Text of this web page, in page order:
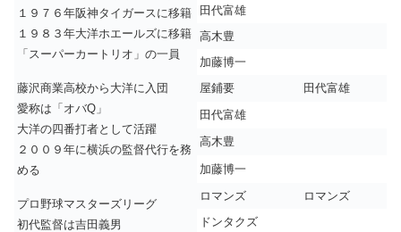
１９７６年阪神タイガースに移籍
１９８３年大洋ホエールズに移籍
「スーパーカートリオ」の一員
田代富雄
高木豊
加藤博一
藤沢商業高校から大洋に入団
愛称は「オバQ」
大洋の四番打者として活躍
２００９年に横浜の監督代行を務
める
屋鋪要
田代富雄
田代富雄
高木豊
加藤博一
プロ野球マスターズリーグ
初代監督は吉田義男
ロマンズ
ロマンズ
ドンタクズ